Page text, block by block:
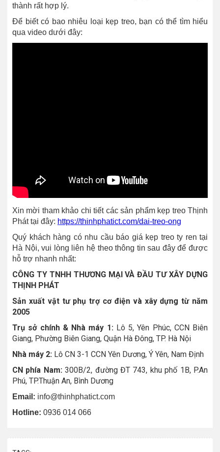
thành rất hợp lý.
Để biết có bao nhiêu loại kẹp treo, bạn có thể tìm hiểu
qua video dưới đây:
Xin mời tham khảo chi tiết các sản phẩm kẹp treo Thịnh
Phát tại đây: https://thinhphatict.com/dai-treo-ong
Quý khách hàng có nhu cầu báo giá kẹp treo ty ren tại
Hà Nội, vui lòng liên hệ theo thông tin sau đây để được
hỗ trợ nhanh nhất:
CÔNG TY TNHH THƯƠNG MẠI VÀ ĐẦU TƯ XÂY DỰNG
THỊNH PHÁT
Sản xuất vật tư phụ trợ cơ điện và xây dựng từ năm
2005
Trụ sở chính & Nhà máy 1: Lô 5, Yên Phúc, CCN Biên
Giang, Phường Biên Giang, Quận Hà Đông, TP. Hà Nội
Nhà máy 2: Lô CN 3-1 CCN Yên Dương, Ý Yên, Nam Định
CN phía Nam:300B/2, đường ĐT 743, khu phố 1B, P.An
Phú, TP.Thuận An, Bình Dương
Email: info@thinhphatict.com
Hotline: 0936 014 066